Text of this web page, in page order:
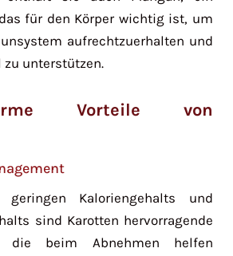
für den Körper wichtig ist, um
aufrechtzuerhalten und
zu unterstützen.
Vorteile von
Kaloriengehalts und
sind Karotten hervorragende
die beim Abnehmen helfen